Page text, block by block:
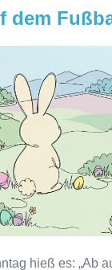
dem
hieß es: „Ab